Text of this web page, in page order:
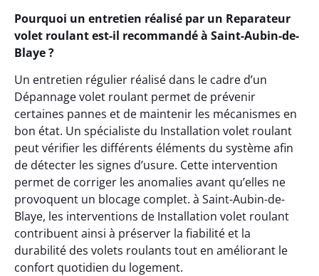
Pourquoi un entretien réalisé par un Reparateur
volet roulant est-il recommandé à Saint-Aubin-de-
Blaye ?
Un entretien régulier réalisé dans le cadre d’un
Dépannage volet roulant permet de prévenir
certaines pannes et de maintenir les mécanismes en
bon état. Un spécialiste du Installation volet roulant
peut vérifier les différents éléments du système afin
de détecter les signes d’usure. Cette intervention
permet de corriger les anomalies avant qu’elles ne
provoquent un blocage complet. à Saint-Aubin-de-
Blaye, les interventions de Installation volet roulant
contribuent ainsi à préserver la fiabilité et la
durabilité des volets roulants tout en améliorant le
confort quotidien du logement.